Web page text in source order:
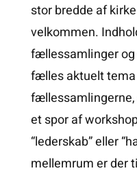
stor bredde af
velkommen.
fællessamlinger
fælles aktuelt
et spor af
“lederskab” eller
mellemrum er der